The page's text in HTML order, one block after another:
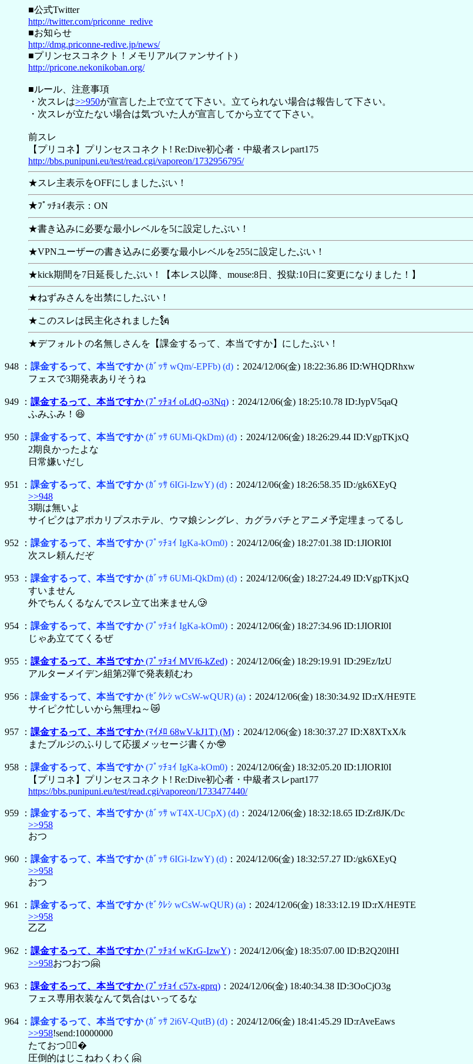
■公式Twitter
http://twitter.com/priconne_redive
■お知らせ
http://dmg.priconne-redive.jp/news/
■プリンセスコネクト！メモリアル(ファンサイト)
http://pricone.nekonikoban.org/
■ルール、注意事項
・次スレは>>950が宣言した上で立てて下さい。立てられない場合は報告して下さい。
・次スレが立たない場合は気づいた人が宣言してから立てて下さい。
前スレ
【プリコネ】プリンセスコネクト! Re:Dive初心者・中級者スレpart175
http://bbs.punipuni.eu/test/read.cgi/vaporeon/1732956795/
★スレ主表示をOFFにしましたぶい！
★ﾌﾟｯﾁｮｲ表示：ON
★書き込みに必要な最小レベルを5に設定したぶい！
★VPNユーザーの書き込みに必要な最小レベルを255に設定したぶい！
★kick期間を7日延長したぶい！【本レス以降、mouse:8日、投獄:10日に変更になりました！】
★ねずみさんを出禁にしたぶい！
★このスレは民主化されました🗽
★デフォルトの名無しさんを【課金するって、本当ですか】にしたぶい！
948 ： 課金するって、本当ですか(ｶﾞｯｻ wQm/-EPFb) (d) ：2024/12/06(金) 18:22:36.86 ID:WHQDRhxw
フェスで3期発表ありそうね
949 ： 課金するって、本当ですか(ﾌﾟｯﾁｮｲ oLdQ-o3Nq) ：2024/12/06(金) 18:25:10.78 ID:JypV5qaQ
ふみふみ！😆
950 ： 課金するって、本当ですか(ｶﾞｯｻ 6UMi-QkDm) (d) ：2024/12/06(金) 18:26:29.44 ID:VgpTKjxQ
2期良かったよな
日常嫌いだし
951 ： 課金するって、本当ですか(ｶﾞｯｻ 6IGi-IzwY) (d) ：2024/12/06(金) 18:26:58.35 ID:/gk6XEyQ
>>948
3期は無いよ
サイピクはアポカリプスホテル、ウマ娘シングレ、カグラバチとアニメ予定埋まってるし
952 ： 課金するって、本当ですか(ﾌﾟｯﾁｮｲ IgKa-kOm0) ：2024/12/06(金) 18:27:01.38 ID:1JIORI0I
次スレ頼んだぞ
953 ： 課金するって、本当ですか(ｶﾞｯｻ 6UMi-QkDm) (d) ：2024/12/06(金) 18:27:24.49 ID:VgpTKjxQ
すいません
外でちんくるなんでスレ立て出来ません🥲
954 ： 課金するって、本当ですか(ﾌﾟｯﾁｮｲ IgKa-kOm0) ：2024/12/06(金) 18:27:34.96 ID:1JIORI0I
じゃあ立ててくるぜ
955 ： 課金するって、本当ですか(ﾌﾟｯﾁｮｲ MVf6-kZed) ：2024/12/06(金) 18:29:19.91 ID:29Ez/IzU
アルターメイデン組第2弾で発表頼むわ
956 ： 課金するって、本当ですか(ｾﾞｸﾚｼ wCsW-wQUR) (a) ：2024/12/06(金) 18:30:34.92 ID:rX/HE9TE
サイピク忙しいから無理ね～😿
957 ： 課金するって、本当ですか(ﾏｲﾒﾛ 68wV-kJ1T) (M) ：2024/12/06(金) 18:30:37.27 ID:X8XTxX/k
またブルジのふりして応援メッセージ書くか🤓
958 ： 課金するって、本当ですか(ﾌﾟｯﾁｮｲ IgKa-kOm0) ：2024/12/06(金) 18:32:05.20 ID:1JIORI0I
【プリコネ】プリンセスコネクト! Re:Dive初心者・中級者スレpart177
https://bbs.punipuni.eu/test/read.cgi/vaporeon/1733477440/
959 ： 課金するって、本当ですか(ｶﾞｯｻ wT4X-UCpX) (d) ：2024/12/06(金) 18:32:18.65 ID:Zr8JK/Dc
>>958
おつ
960 ： 課金するって、本当ですか(ｶﾞｯｻ 6IGi-IzwY) (d) ：2024/12/06(金) 18:32:57.27 ID:/gk6XEyQ
>>958
おつ
961 ： 課金するって、本当ですか(ｾﾞｸﾚｼ wCsW-wQUR) (a) ：2024/12/06(金) 18:33:12.19 ID:rX/HE9TE
>>958
乙乙
962 ： 課金するって、本当ですか(ﾌﾟｯﾁｮｲ wKrG-IzwY) ：2024/12/06(金) 18:35:07.00 ID:B2Q20lHI
>>958おつおつ🤗
963 ： 課金するって、本当ですか(ﾌﾟｯﾁｮｲ c57x-gprq) ：2024/12/06(金) 18:40:34.38 ID:3OoCjO3g
フェス専用衣装なんて気合はいってるな
964 ： 課金するって、本当ですか(ｶﾞｯｻ 2i6V-QutB) (d) ：2024/12/06(金) 18:41:45.29 ID:rAveEaws
>>958!send:10000000
たておつ🙋‍♂�
圧倒的はじこねわくわく🤗